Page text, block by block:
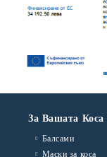
За Вашата Коса
Балсами
Маски за коса